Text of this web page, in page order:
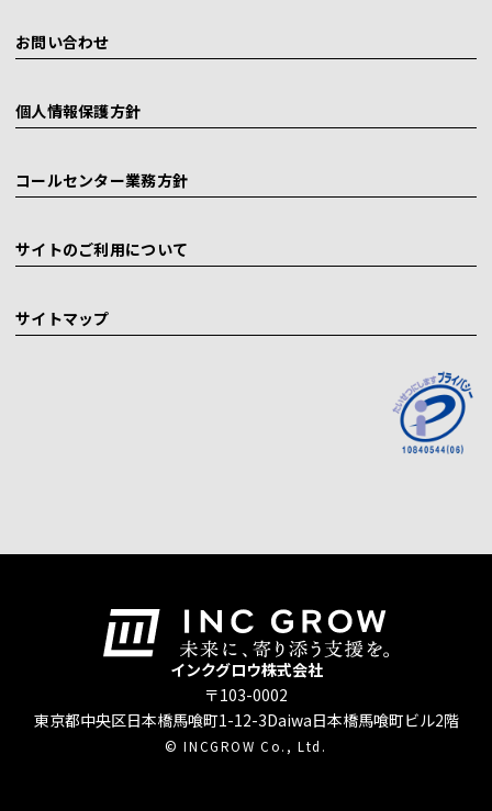
お問い合わせ
個人情報保護方針
コールセンター業務方針
サイトのご利用について
サイトマップ
インクグロウ株式会社
〒103-0002
東京都中央区日本橋馬喰町1-12-3Daiwa日本橋馬喰町ビル2階
© INCGROW Co., Ltd.